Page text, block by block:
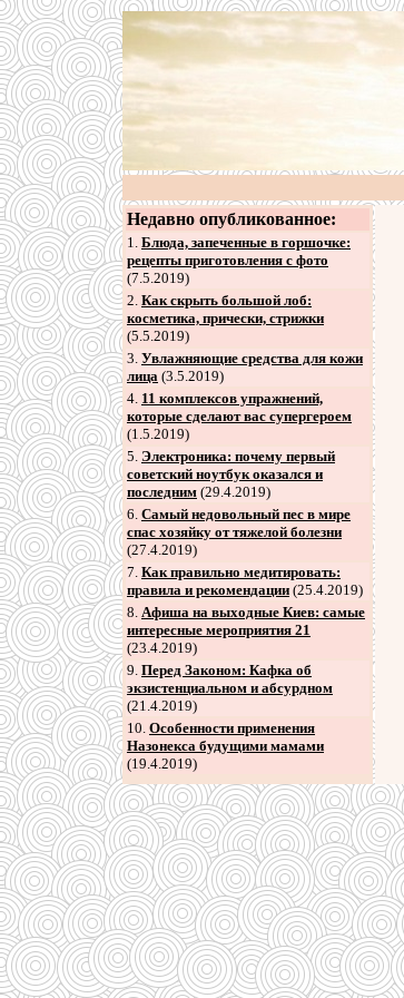
Недавно опубликованное:
1. Блюда, запеченные в горшочке:
рецепты приготовления с фото
(7.5.2019)
2. Как скрыть большой лоб:
косметика, прически, стрижки
(5.5.2019)
3. Увлажняющие средства для кожи
лица (3.5.2019)
4. 11 комплексов упражнений,
которые сделают вас супергероем
(1.5.2019)
5. Электроника: почему первый
советский ноутбук оказался и
последним (29.4.2019)
6. Самый недовольный пес в мире
спас хозяйку от тяжелой болезни
(27.4.2019)
7. Как правильно медитировать:
правила и рекомендации (25.4.2019)
8. Афиша на выходные Киев: самые
интересные мероприятия 21
(23.4.2019)
9. Перед Законом: Кафка об
экзистенциальном и абсурдном
(21.4.2019)
10. Особенности применения
Назонекса будущими мамами
(19.4.2019)